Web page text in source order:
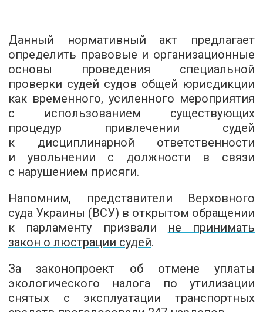
Данный нормативный акт предлагает
определить правовые и организационные
основы проведения специальной
проверки судей судов общей юрисдикции
как временного, усиленного мероприятия
с использованием существующих
процедур привлечении судей
к дисциплинарной ответственности
и увольнении с должности в связи
с нарушением присяги.
Напомним, представители Верховного
суда Украины (ВСУ) в открытом обращении
к парламенту призвали не принимать
закон о люстрации судей.
За законопроект об отмене уплаты
экологического налога по утилизации
снятых с эксплуатации транспортных